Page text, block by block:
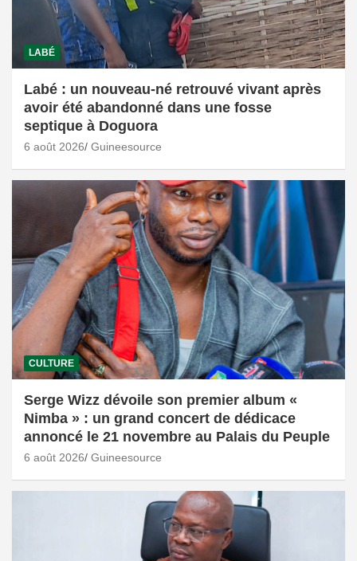
LABÉ
Labé : un nouveau-né retrouvé vivant après
avoir été abandonné dans une fosse
septique à Doguora
6 août 2026 Guineesource
CULTURE
Serge Wizz dévoile son premier album «
Nimba » : un grand concert de dédicace
annoncé le 21 novembre au Palais du Peuple
6 août 2026 Guineesource